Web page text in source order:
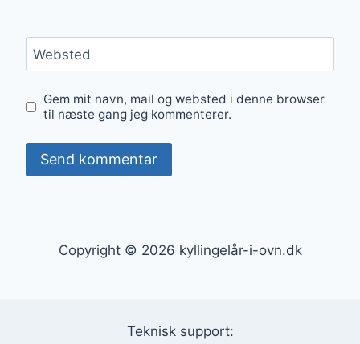
Websted
Gem mit navn, mail og websted i denne browser
til næste gang jeg kommenterer.
Copyright © 2026 kyllingelår-i-ovn.dk
Teknisk support: